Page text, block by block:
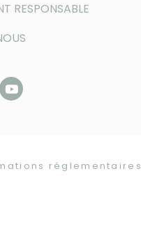
RESPONSABLE
réglementaires